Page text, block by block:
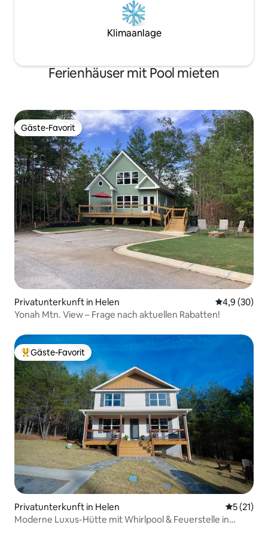
Klimaanlage
Ferienhäuser mit Pool mieten
Gäste-Favorit
Gäste-Favorit
Privatunterkunft in Helen
4,9 (30)
Yonah Mtn. View – Frage nach aktuellen Rabatten!
Beliebter Gäste-Favorit.
Gäste-Favorit
Privatunterkunft in Helen
5 (21)
Moderne Luxus-Hütte mit Whirlpool & Feuerstelle in